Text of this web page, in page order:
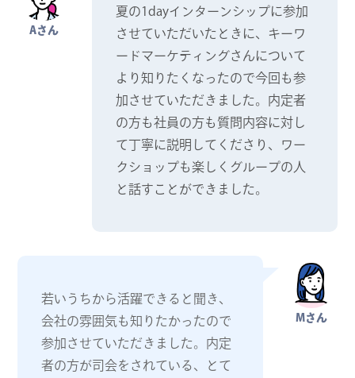
Aさん
夏の1dayインターンシップに参加
させていただいたときに、キーワ
ードマーケティングさんについて
より知りたくなったので今回も参
加させていただきました。内定者
の方も社員の方も質問内容に対し
て丁寧に説明してくださり、ワー
クショップも楽しくグループの人
と話すことができました。
Mさん
若いうちから活躍できると聞き、
会社の雰囲気も知りたかったので
参加させていただきました。内定
者の方が司会をされている、とて